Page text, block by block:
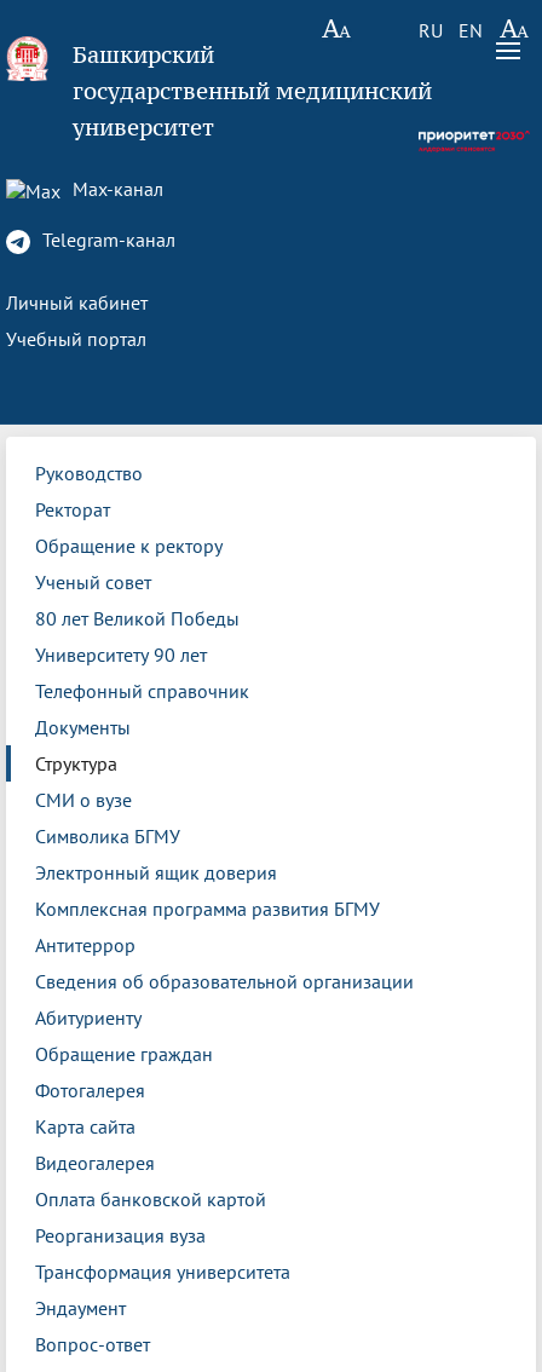
RU EN
Башкирский
государственный медицинский
университет
Max-канал
Telegram-канал
Личный кабинет
Учебный портал
Руководство
Ректорат
Обращение к ректору
Ученый совет
80 лет Великой Победы
Университету 90 лет
Телефонный справочник
Документы
Структура
СМИ о вузе
Символика БГМУ
Электронный ящик доверия
Комплексная программа развития БГМУ
Антитеррор
Сведения об образовательной организации
Абитуриенту
Обращение граждан
Фотогалерея
Карта сайта
Видеогалерея
Оплата банковской картой
Реорганизация вуза
Трансформация университета
Эндаумент
Вопрос-ответ